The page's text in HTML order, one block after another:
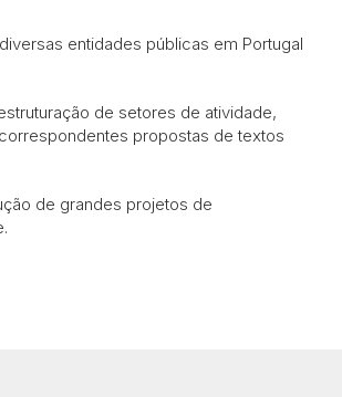
entidades públicas em Portugal
de setores de atividade,
propostas de textos
de grandes projetos de